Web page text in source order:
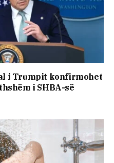
i Trumpit konfirmohet
i SHBA-së